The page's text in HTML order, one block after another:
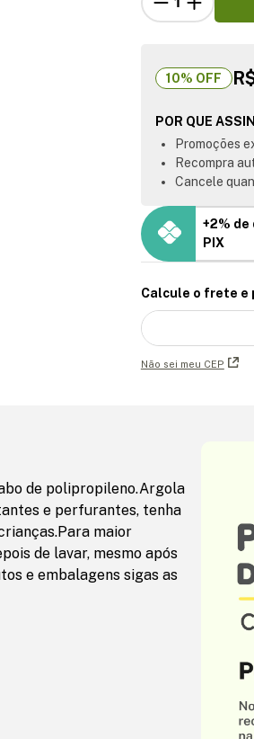
10% OFF
POR QUE
Promoções
Recompra
Cancele
+2% de
PIX
Calcule o frete e
Não sei meu CEP
de polipropileno.Argola
e perfurantes, tenha
maior
de lavar, mesmo após
e embalagens sigas as